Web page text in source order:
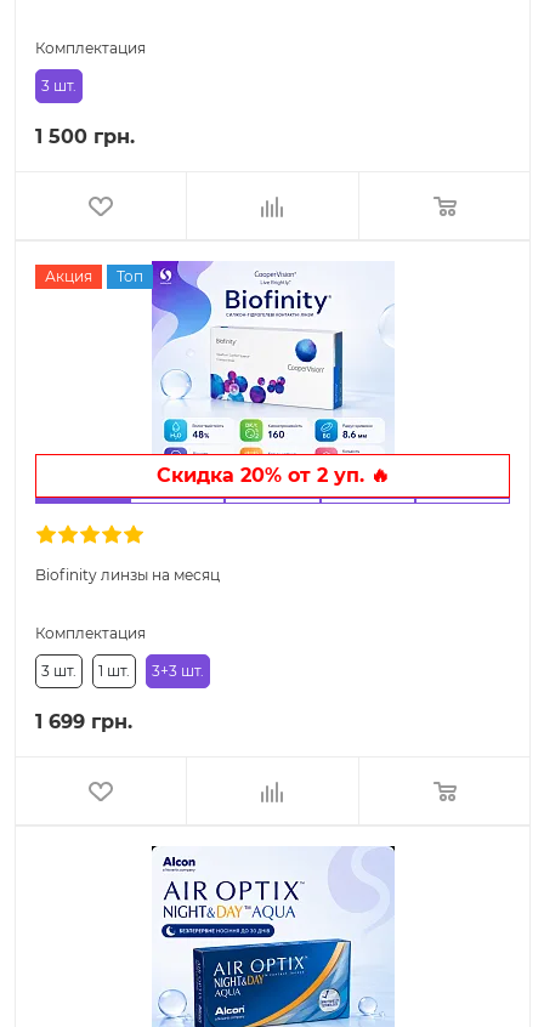
Комплектация
3 шт.
1 500 грн.
Акция Топ
Скидка 20% от 2 уп. 🔥
Biofinity линзы на месяц
Комплектация
3 шт. 1 шт. 3+3 шт.
1 699 грн.